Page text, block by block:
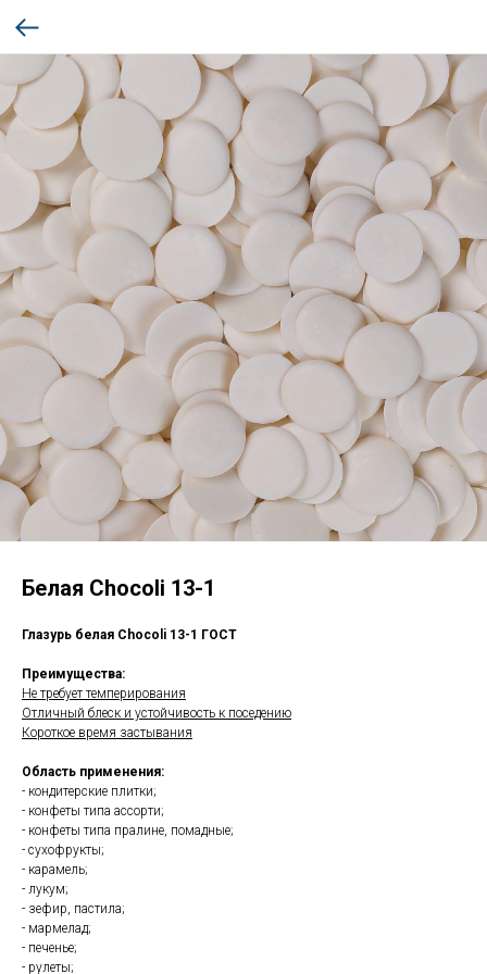
Белая Chocoli 13-1
Глазурь белая Chocoli 13-1 ГОСТ
Преимущества:
Не требует темперирования
Отличный блеск и устойчивость к поседению
Короткое время застывания
Область применения:
- кондитерские плитки;
- конфеты типа ассорти;
- конфеты типа пралине, помадные;
- сухофрукты;
- карамель;
- лукум;
- зефир, пастила;
- мармелад;
- печенье;
- рулеты;